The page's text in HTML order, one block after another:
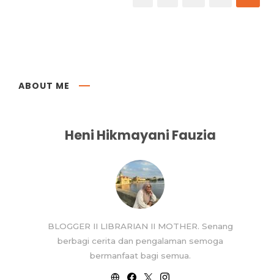
ABOUT ME
Heni Hikmayani Fauzia
BLOGGER II LIBRARIAN II MOTHER. Senang
berbagi cerita dan pengalaman semoga
bermanfaat bagi semua.